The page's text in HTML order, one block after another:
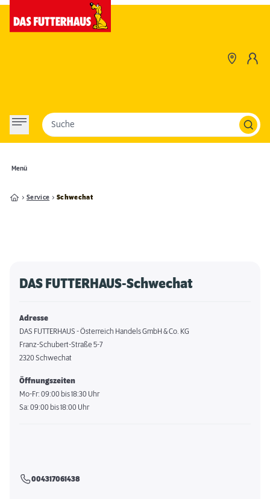
Menü
Suche
Service Schwechat
DAS FUTTERHAUS-Schwechat
Adresse
DAS FUTTERHAUS - Österreich Handels GmbH & Co. KG
Franz-Schubert-Straße 5-7
2320 Schwechat
Öffnungszeiten
Mo-Fr: 09:00 bis 18:30 Uhr
Sa: 09:00 bis 18:00 Uhr
004317061438